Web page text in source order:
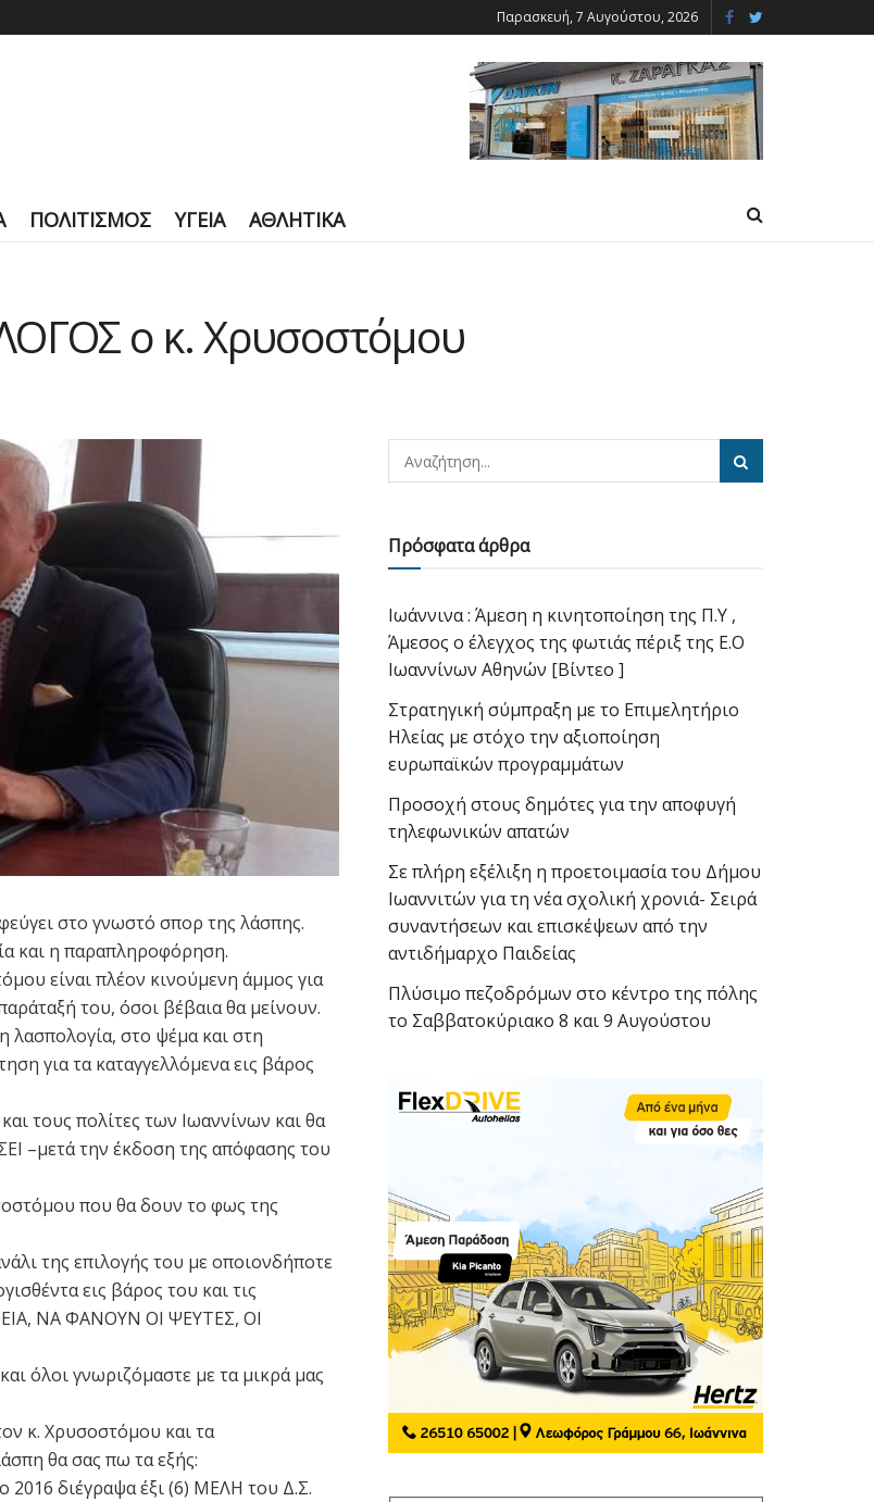
Παρασκευή, 7 Αυγούστου, 2026
ΠΟΛΙΤΙΣΜΟΣ ΥΓΕΙΑ ΑΘΛΗΤΙΚΑ
ο κ. Χρυσοστόμου
στο γνωστό σπορ της λάσπης.
και η παραπληροφόρηση.
είναι πλέον κινούμενη άμμος για
του, όσοι βέβαια θα μείνουν.
στο ψέμα και στη
για τα καταγγελλόμενα εις βάρος
τους πολίτες των Ιωαννίνων και θα
–μετά την έκδοση της απόφασης του
που θα δουν το φως της
της επιλογής του με οποιονδήποτε
εις βάρος του και τις
ΝΑ ΦΑΝΟΥΝ ΟΙ ΨΕΥΤΕΣ, ΟΙ
όλοι γνωριζόμαστε με τα μικρά μας
κ. Χρυσοστόμου και τα
θα σας πω τα εξής:
2016 διέγραψα έξι (6) ΜΕΛΗ του Δ.Σ.
Πρόσφατα άρθρα
Ιωάννινα : Άμεση η κινητοποίηση της Π.Υ ,
Άμεσος ο έλεγχος της φωτιάς πέριξ της Ε.Ο
Ιωαννίνων Αθηνών [Βίντεο ]
Στρατηγική σύμπραξη με το Επιμελητήριο
Ηλείας με στόχο την αξιοποίηση
ευρωπαϊκών προγραμμάτων
Προσοχή στους δημότες για την αποφυγή
τηλεφωνικών απατών
Σε πλήρη εξέλιξη η προετοιμασία του Δήμου
Ιωαννιτών για τη νέα σχολική χρονιά- Σειρά
συναντήσεων και επισκέψεων από την
αντιδήμαρχο Παιδείας
Πλύσιμο πεζοδρόμων στο κέντρο της πόλης
το Σαββατοκύριακο 8 και 9 Αυγούστου